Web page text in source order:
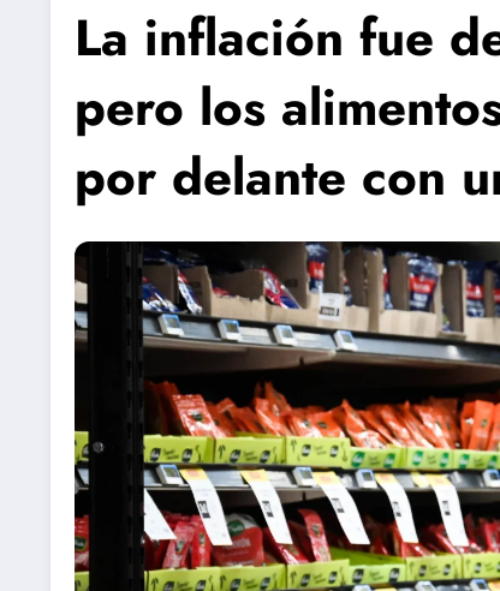
La inflación fue
pero los
por delante con